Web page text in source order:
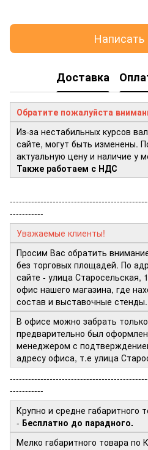
Доставка
Обратите пожалуйста
Из-за нестабильных курсов
сайте, могут быть изменены.
актуальную цену и наличие у
Также работаем с НДС
-----------
Уважаемые клиенты!
Просим Вас обратить
без торговых площадей. По
сайте - улица Старосельская,
офис нашего магазина, где
состав и выставочные стенды.
В офисе можно забрать
предварительно был
менеджером с
адресу офиса, т.е улица
-----------
Крупно и средне габаритного
- Бесплатно до парадного.
Мелко габаритного товара по